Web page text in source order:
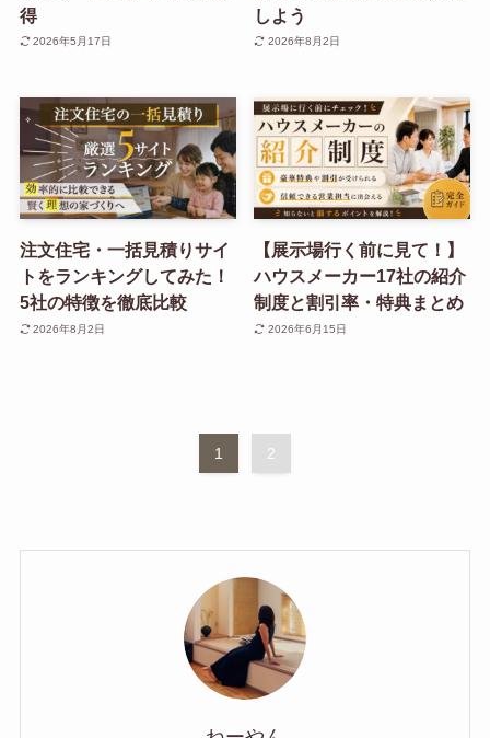
得
2026年5月17日
しよう
2026年8月2日
注文住宅・一括見積りサイ
トをランキングしてみた！
5社の特徴を徹底比較
2026年8月2日
【展示場行く前に見て！】
ハウスメーカー17社の紹介
制度と割引率・特典まとめ
2026年6月15日
1 2